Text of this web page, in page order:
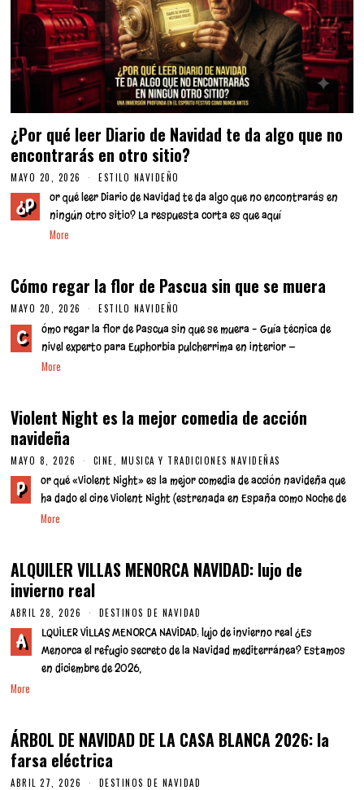
¿Por qué leer Diario de Navidad te da algo que no
encontrarás en otro sitio?
MAYO 20, 2026 ESTILO NAVIDEÑO
¿P
or qué leer Diario de Navidad te da algo que no encontrarás en
ningún otro sitio? La respuesta corta es que aquí
More
Cómo regar la flor de Pascua sin que se muera
MAYO 20, 2026
M
Y
O
2
6
ESTILO NAVIDEÑO
C
ómo regar la flor de Pascua sin que se muera – Guía técnica de
nivel experto para Euphorbia pulcherrima en interior —
More
Violent Night es la mejor comedia de acción
navideña
MAYO 8, 2026 CINE, MUSICA Y TRADICIONES NAVIDEÑAS
P
or qué «Violent Night» es la mejor comedia de acción navideña que
ha dado el cine Violent Night (estrenada en España como Noche de
More
ALQUILER VILLAS MENORCA NAVIDAD: lujo de
invierno real
ABRIL 28, 2026
B
R
I
L
2
2
6
DESTINOS DE NAVIDAD
A
LQUILER VILLAS MENORCA NAVIDAD: lujo de invierno real ¿Es
Menorca el refugio secreto de la Navidad mediterránea? Estamos
en diciembre de 2026,
More
ÁRBOL DE NAVIDAD DE LA CASA BLANCA 2026: la
farsa eléctrica
ABRIL 27, 2026 DESTINOS DE NAVIDAD